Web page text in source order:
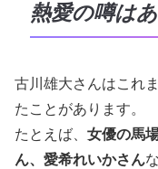
熱愛の噂は
古川雄大さんはこれ
たことがあります。
たとえば、 女優の馬
ん、愛希れいかさん